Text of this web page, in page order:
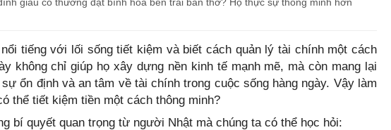
tiếng với lối sống tiết kiệm và biết cách quản lý tài chính một cách
không chỉ giúp họ xây dựng nền kinh tế mạnh mẽ, mà còn mang lại
ổn định và an tâm về tài chính trong cuộc sống hàng ngày. Vậy làm
thể tiết kiệm tiền một cách thông minh?
bí quyết quan trọng từ người Nhật mà chúng ta có thể học hỏi: